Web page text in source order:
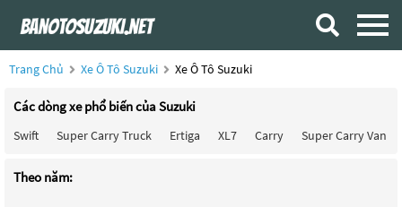
Trang Chủ Xe Ô Tô Suzuki Xe Ô Tô Suzuki
Các dòng xe phổ biến của Suzuki
Swift Super Carry Truck Ertiga XL7 Carry Super Carry Van
Theo năm: